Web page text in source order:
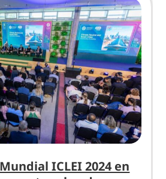
ICLEI 2024 en